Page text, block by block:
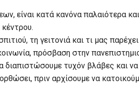
είναι κατά κανόνα παλαιότερα
τη γειτονιά και τι μας
πρόσβαση στην
διαπιστώσουμε τυχόν βλάβες και
πριν αρχίσουμε να